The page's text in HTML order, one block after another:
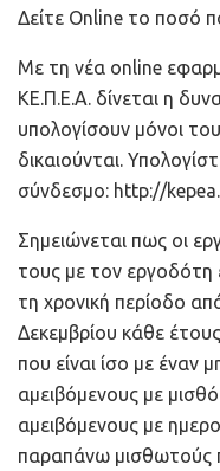
Δείτε Online το ποσό
Με τη νέα online
ΚΕ.Π.Ε.Α. δίνεται η
υπολογίσουν μόνοι
δικαιούνται.
σύνδεσμο: http://
Σημειώνεται πως οι
τους με τον εργοδότη
τη χρονική περίοδο
Δεκεμβρίου κάθε
που είναι ίσο με έναν
αμειβόμενους με
αμειβόμενους με
παραπάνω μισθωτούς